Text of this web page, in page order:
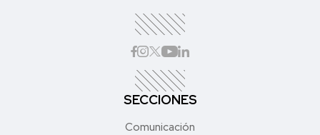
SECCIONES
Comunicación